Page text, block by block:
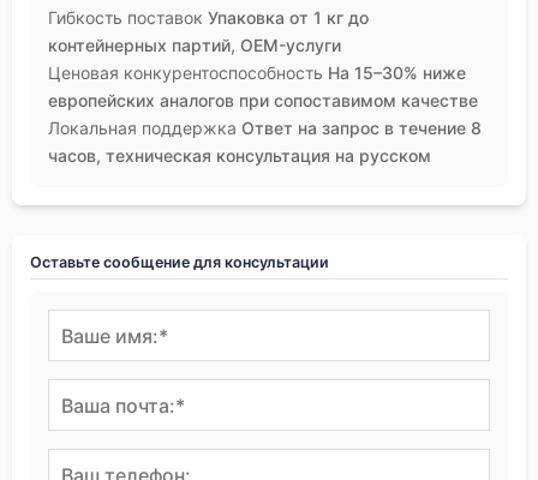
Гибкость поставок Упаковка от 1 кг до
контейнерных партий, OEM-услуги
Ценовая конкурентоспособность На 15–30% ниже
европейских аналогов при сопоставимом качестве
Локальная поддержка Ответ на запрос в течение 8
часов, техническая консультация на русском
Оставьте сообщение для консультации